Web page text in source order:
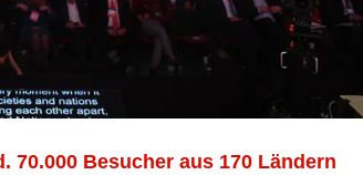
Besucher aus 170 Ländern